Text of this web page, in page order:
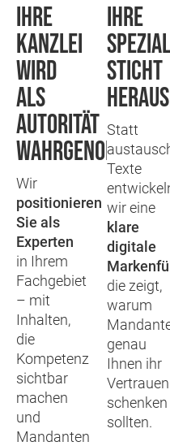
Ihre
Kanzlei
wird
als
Autorität
wahrgenommen.
Wir
positionieren
Sie als
Experten
in Ihrem
Fachgebiet
– mit
Inhalten,
die
Kompetenz
sichtbar
machen
und
Mandanten
Ihre
sticht
Statt
Texte
wir eine
klare
digitale
die zeigt,
warum
genau
Ihnen ihr
Vertrauen
schenken
sollten.